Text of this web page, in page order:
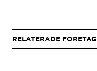
RELATERADE FÖRETAG